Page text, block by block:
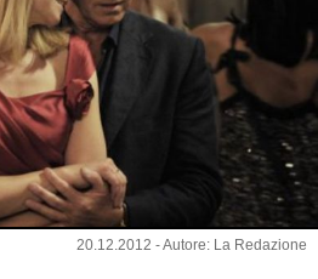
20.12.2012 - Autore: La Redazione